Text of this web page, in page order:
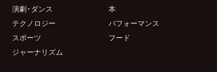
演劇・ダンス
本
テクノロジー
パフォーマンス
スポーツ
フード
ジャーナリズム